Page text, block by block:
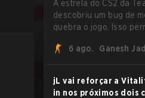
A estrela do CS2 da
descobriu um bug de
quebra o jogo. Isso
extremas explorando o
6 ago. Ganesh
jL vai reforçar a
in nos próximos dois